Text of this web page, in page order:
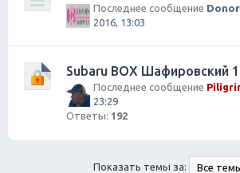
Последнее сообщение
2016, 13:03
Subaru BOX Шафировский
Последнее сообщение
23:29
Ответы: 192
Показать темы за: